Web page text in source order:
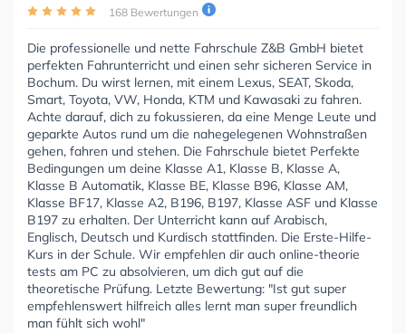
168 Bewertungen
Die professionelle und nette Fahrschule Z&B GmbH bietet
perfekten Fahrunterricht und einen sehr sicheren Service in
Bochum. Du wirst lernen, mit einem Lexus, SEAT, Skoda,
Smart, Toyota, VW, Honda, KTM und Kawasaki zu fahren.
Achte darauf, dich zu fokussieren, da eine Menge Leute und
geparkte Autos rund um die nahegelegenen Wohnstraßen
gehen, fahren und stehen. Die Fahrschule bietet Perfekte
Bedingungen um deine Klasse A1, Klasse B, Klasse A,
Klasse B Automatik, Klasse BE, Klasse B96, Klasse AM,
Klasse BF17, Klasse A2, B196, B197, Klasse ASF und Klasse
B197 zu erhalten. Der Unterricht kann auf Arabisch,
Englisch, Deutsch und Kurdisch stattfinden. Die Erste-Hilfe-
Kurs in der Schule. Wir empfehlen dir auch online-theorie
tests am PC zu absolvieren, um dich gut auf die
theoretische Prüfung. Letzte Bewertung: "Ist gut super
empfehlenswert hilfreich alles lernt man super freundlich
man fühlt sich wohl"